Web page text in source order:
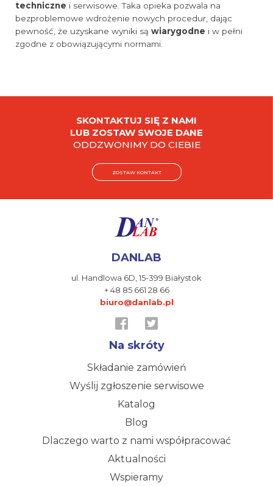
techniczne i serwisowe. Taka opieka pozwala na
bezproblemowe wdrożenie nowych procedur, dając
pewność, że uzyskane wyniki są wiarygodne i w pełni
zgodne z obowiązującymi normami.
SKONTAKTUJ SIĘ Z NAMI
LUB ZOSTAW SWOJE DANE
ODDZWONIMY DO CIEBIE
ZOSTAW KONTAKT
DANLAB
ul. Handlowa 6D, 15-399 Białystok
+ 48 85 661 28 66
biuro@danlab.pl
Na skróty
Składanie zamówień
Wyślij zgłoszenie serwisowe
Katalog
Blog
Dlaczego warto z nami współpracować
Aktualności
Wspieramy